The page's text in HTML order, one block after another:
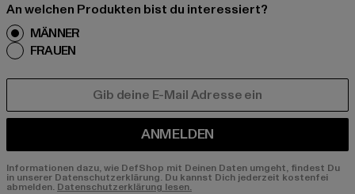
An welchen Produkten bist du interessiert?
MÄNNER
FRAUEN
ANMELDEN
Informationen dazu, wie DefShop mit Deinen Daten umgeht, findest Du
in unserer Datenschutzerklärung. Du kannst Dich jederzeit kostenfei
abmelden. Datenschutzerklärung lesen.